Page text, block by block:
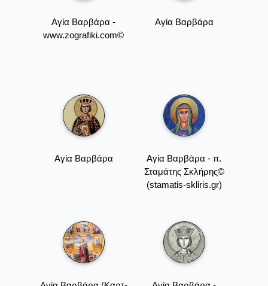
Αγία Βαρβάρα -
www.zografiki.com©
Αγία Βαρβάρα
Αγία Βαρβάρα
Αγία Βαρβάρα - π.
Σταμάτης Σκλήρης©
(stamatis-skliris.gr)